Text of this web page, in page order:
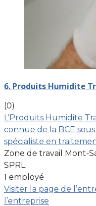
6. Produits Humidite
(0)
L’Produits Humidite
connue de la BCE
spécialiste en
Zone de travail Mont-
SPRL
1 employé
Visiter la page de
l’entreprise